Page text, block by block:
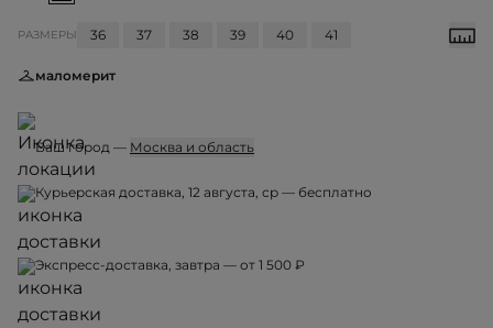
РАЗМЕРЫ 36 37 38 39 40 41
маломерит
Ваш город — Москва и область
Курьерская доставка, 12 августа, ср — бесплатно
Экспресс-доставка, завтра — от 1 500 ₽